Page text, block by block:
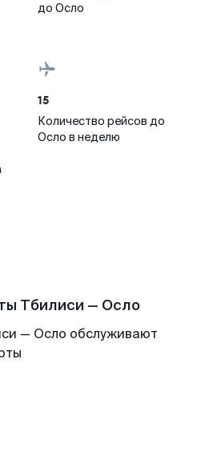
до Осло
15
Количество рейсов до
Осло в неделю
Тбилиси — Осло
— Осло обслуживают